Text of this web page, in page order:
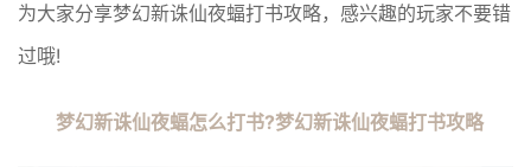
为大家分享梦幻新诛仙夜蝠打书攻略，感兴趣的玩家不要错
过哦!
梦幻新诛仙夜蝠怎么打书?梦幻新诛仙夜蝠打书攻略